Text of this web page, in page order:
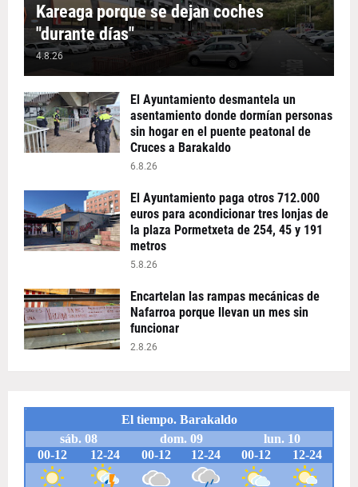
Kareaga porque se dejan coches
"durante días"
4.8.26
El Ayuntamiento desmantela un
asentamiento donde dormían personas
sin hogar en el puente peatonal de
Cruces a Barakaldo
6.8.26
El Ayuntamiento paga otros 712.000
euros para acondicionar tres lonjas de
la plaza Pormetxeta de 254, 45 y 191
metros
5.8.26
Encartelan las rampas mecánicas de
Nafarroa porque llevan un mes sin
funcionar
2.8.26